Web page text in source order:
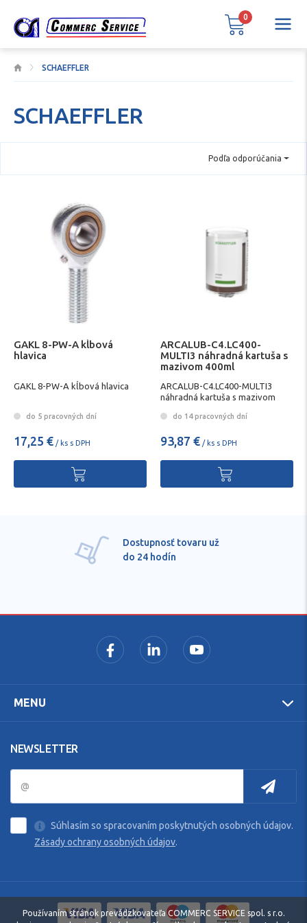
SCHAEFFLER
SCHAEFFLER
Podľa odporúčania
GAKL 8-PW-A kĺbová
hlavica
GAKL 8-PW-A kĺbová hlavica
do 5 pracovných dní
17,25 € / ks s DPH
ARCALUB-C4.LC400-
MULTI3 náhradná kartuša s
mazivom 400ml
ARCALUB-C4.LC400-MULTI3
náhradná kartuša s mazivom
do 14 pracovných dní
93,87 € / ks s DPH
Dostupnosť tovaru už
do 24 hodín
MENU
NEWSLETTER
Súhlasím so spracovaním poskytnutých osobných údajov.
Zásady ochrany osobných údajov.
0
Používaním stránok prevádzkovateľa COMMERC SERVICE spol. s r.o.